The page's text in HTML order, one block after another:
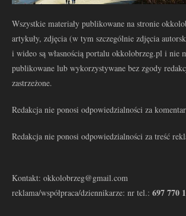
Wszystkie materiały publikowane na stronie
artykuły, zdjęcia (w tym szczególnie zdjęcia
i wideo są własnością portalu okkolobrzeg.pl i nie
publikowane lub wykorzystywane bez zgody
zastrzeżone.
Redakcja nie ponosi odpowiedzialności za
Redakcja nie ponosi odpowiedzialności za treść
Kontakt: okkolobrzeg@gmail.com
reklama/współpraca/dziennikarze: nr tel.: 697 770